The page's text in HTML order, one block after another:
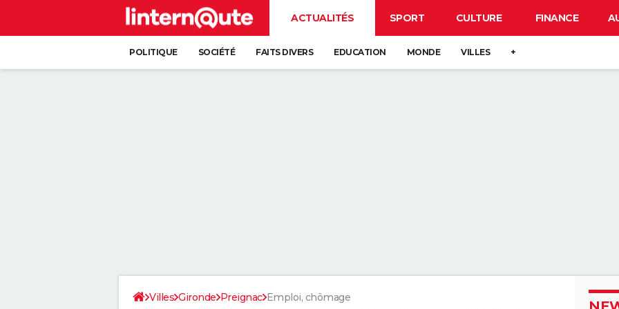
ACTUALITÉS SPORT CULTURE FINANCE
POLITIQUE SOCIÉTÉ FAITS DIVERS EDUCATION MONDE VILLES +
Villes Gironde Preignac Emploi, chômage